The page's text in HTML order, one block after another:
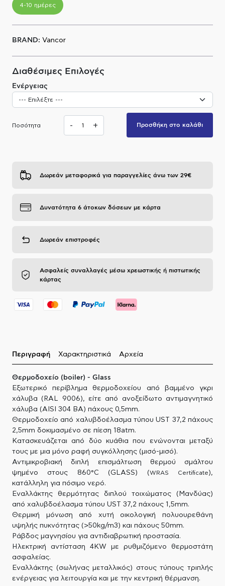
Α.Μ.Ε.Α
4-10 ημέρες
BRAND: Vancor
Διαθέσιμες Επιλογές
Ενέργειας
Ποσότητα - + Προσθήκη στο καλάθι
Δωρεάν μεταφορικά για παραγγελίες άνω των 29€
Δυνατότητα 6 άτοκων δόσεων με κάρτα
Δωρεάν επιστροφές
Ασφαλείς συναλλαγές μέσω χρεωστικής ή πιστωτικής
κάρτας
Περιγραφή Χαρακτηριστικά Αρχεία
Θερμοδοχείο (boiler) - Glass
Εξωτερικό περίβλημα θερμοδοχείου από βαμμένο γκρι
χάλυβα (RAL 9006), είτε από ανοξείδωτο αντιμαγνητικό
χάλυβα (AISI 304 BA) πάχους 0,5mm.
Θερμοδοχείο από χαλυβδοέλασμα τύπου UST 37,2 πάχους
2,5mm δοκιμασμένο σε πίεση 18atm.
Κατασκευάζεται από δύο κυάθια που ενώνονται μεταξύ
τους με μια μόνο ραφή συγκόλλησης (μισό-μισό).
Αντιμικροβιακή διπλή επισμάλτωση θερμού σμάλτου
ψημένο στους 860°C (GLASS) (WRAS Certificate),
κατάλληλη για πόσιμο νερό.
Εναλλάκτης θερμότητας διπλού τοιχώματος (Μανδύας)
από χαλυβδοέλασμα τύπου UST 37,2 πάχους 1,5mm.
Θερμική μόνωση από χυτή οικολογική πολυουρεθάνη
υψηλής πυκνότητας (>50kg/m3) και πάχους 50mm.
Ράβδος μαγνησίου για αντιδιαβρωτική προστασία.
Ηλεκτρική αντίσταση 4KW με ρυθμιζόμενο θερμοστάτη
ασφαλείας.
Εναλλάκτης (σωλήνας μεταλλικός) στους τύπους τριπλής
ενέργειας για λειτουργία και με την κεντρική θέρμανση.